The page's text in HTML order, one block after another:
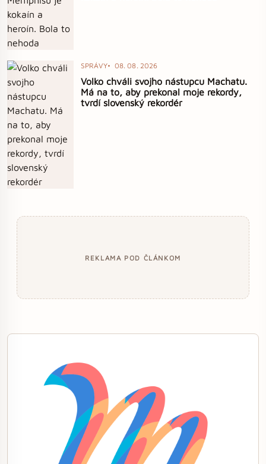
SPRÁVY 08. 08. 2026
Volko chváli svojho nástupcu Machatu.
Má na to, aby prekonal moje rekordy,
tvrdí slovenský rekordér
REKLAMA POD ČLÁNKOM